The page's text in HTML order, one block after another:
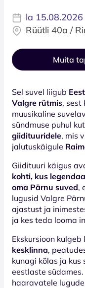
la
Rüütli 40a /
Muita
Sel suvel liigub
Valgre rütmis, sest
muusikaline
sündmuse puhul
giidituuridele, mis
jalutuskäigule
Giidituuri käigus
kohti, kus
oma Pärnu suved,
lugusid Valgre
ajastust ja
ja kes teda looma
Ekskursioon kulgeb
kesklinna,
kunagi kõlas ja kus
eestlaste
haaravatele